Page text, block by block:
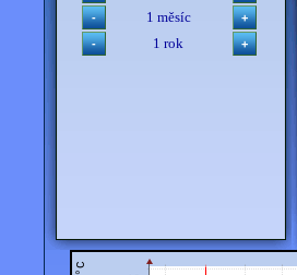
1 měsíc
1 rok